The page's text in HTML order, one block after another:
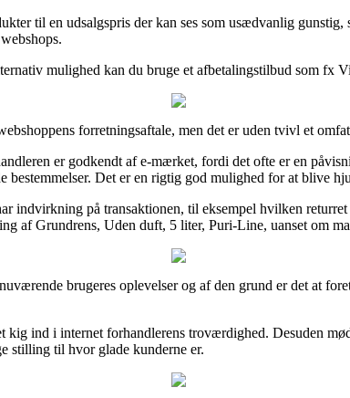
til en udsalgspris der kan ses som usædvanlig
mulighed kan du bruge et afbetalingstilbud som fx
forretningsaftale, men det er uden tvivl et
er godkendt af e-mærket, fordi det ofte er en
Det er en rigtig god mulighed for at blive
indvirkning på transaktionen, til eksempel hvilken
af Grundrens, Uden duft, 5 liter, Puri-Line, uanset om
brugeres oplevelser og af den grund er det at
kig ind i internet forhandlerens troværdighed. Desuden
stilling til hvor glade kunderne er.